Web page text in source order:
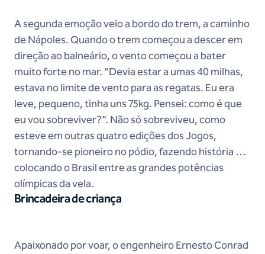
A segunda emoção veio a bordo do trem, a caminho
de Nápoles. Quando o trem começou a descer em
direção ao balneário, o vento começou a bater
muito forte no mar. “Devia estar a umas 40 milhas,
estava no limite de vento para as regatas. Eu era
leve, pequeno, tinha uns 75kg. Pensei: como é que
eu vou sobreviver?”. Não só sobreviveu, como
esteve em outras quatro edições dos Jogos,
tornando-se pioneiro no pódio, fazendo história e
colocando o Brasil entre as grandes potências
olímpicas da vela.
Brincadeira de criança
Apaixonado por voar, o engenheiro Ernesto Conrad